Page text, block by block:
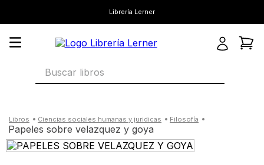
Librería Lerner
Buscar libros
ciencias sociales humanas y juridicas filosofía
papeles sobre velazquez y goya